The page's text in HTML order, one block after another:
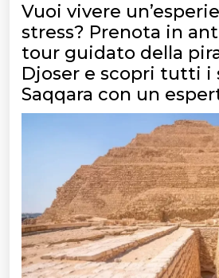
Vuoi vivere
stress? Prenota in
tour guidato della
Djoser e scopri tutti i
Saqqara con un